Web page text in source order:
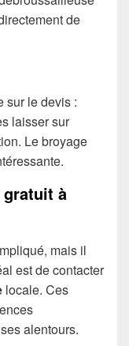
de
sur le devis :
laisser sur
Le broyage
à
mais il
est de contacter
locale. Ces
alentours.